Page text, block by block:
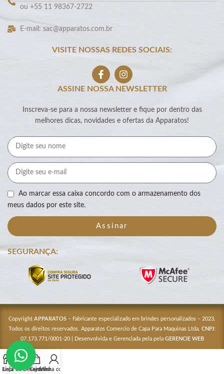
ou +55 11 98367-2722
E-mail: sac@apparatos.com.br
VISITE NOSSAS REDES SOCIAIS:
ASSINE NOSSA NEWSLETTER
Inscreva-se para a nossa newsletter e fique por dentro das
melhores dicas, novidades e ofertas da Apparatos!
Ao marcar essa caixa concordo com o armazenamento dos
meus dados por este site.
Assinar
SEGURANÇA:
Copyright APPARATOS – Fabricante especializado em brindes personalizados – 2023.
Todos os direitos reservados. Apparatos Comercio de Capa Para Maquinas Ltda. CNPJ:
07.173.771/0001-20 | Desenvolvida e Gerenciada pela pela GERENCIE WEB
Loja
Lista de Desejos
CarrinhoMinha conta